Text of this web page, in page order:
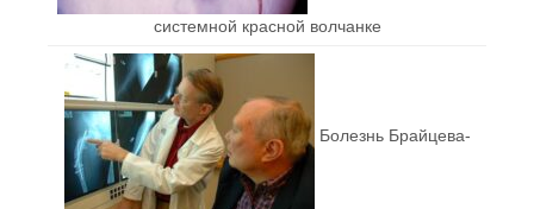
системной красной волчанке
Болезнь Брайцева-